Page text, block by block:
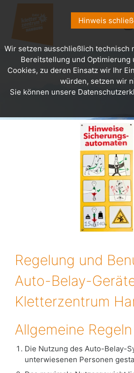
Regelung und
Auto-Belay-
Kletterzentrum
Allgemeine Regeln
Die Nutzung des Auto-Belay-
unterwiesenen Personen
Hinweis
Wir setzen ausschließlich technisch
Bereitstellung und Optimierung
Cookies, zu deren Einsatz wir Ihr
würden, setzen wir
Sie können unsere